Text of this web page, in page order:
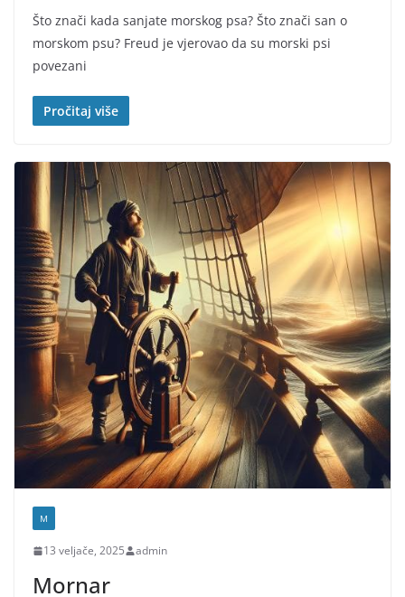
Što znači kada sanjate morskog psa? Što znači san o
morskom psu? Freud je vjerovao da su morski psi
povezani
Pročitaj više
M
13 veljače, 2025 admin
Mornar